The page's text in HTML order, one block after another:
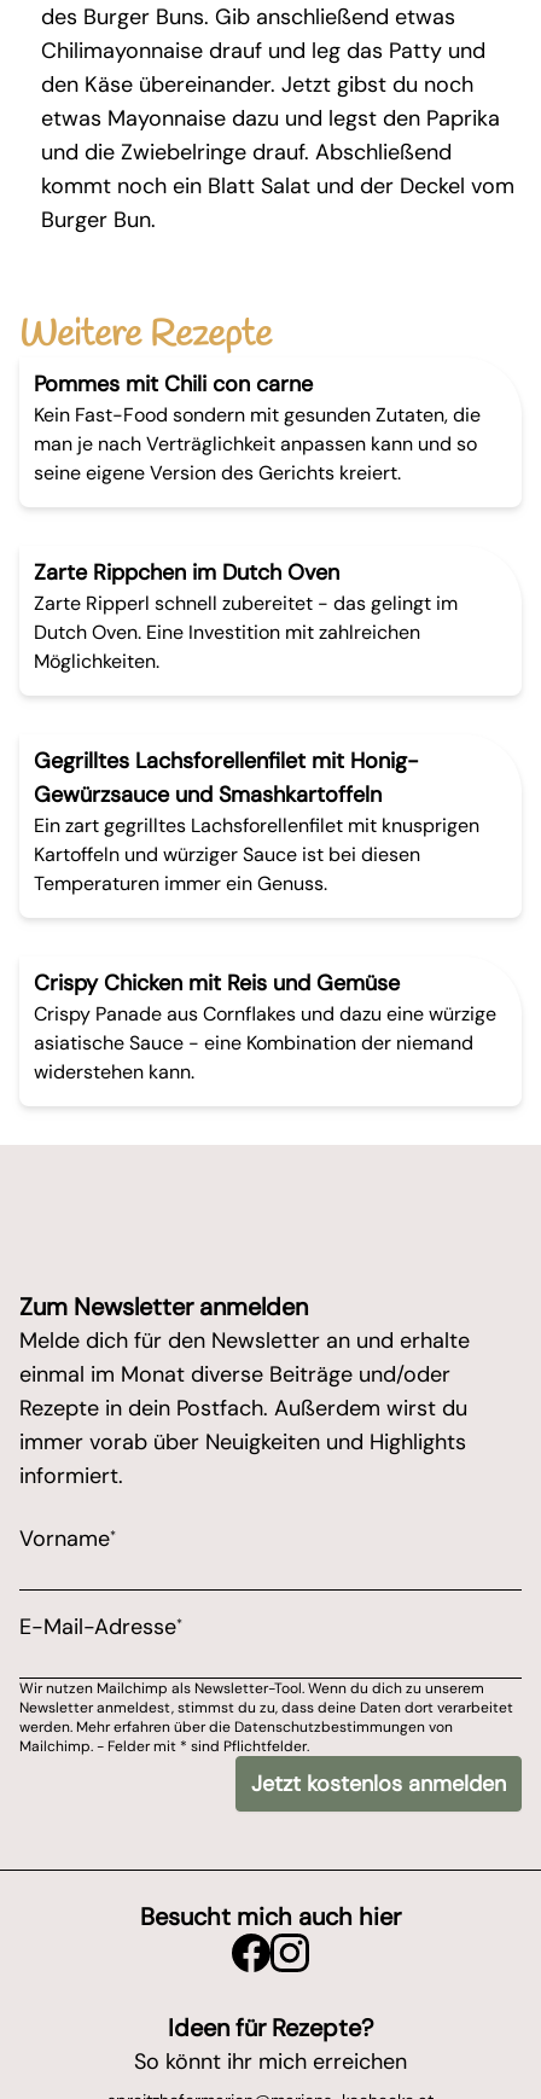
des Burger Buns. Gib anschließend etwas
Chilimayonnaise drauf und leg das Patty und
den Käse übereinander. Jetzt gibst du noch
etwas Mayonnaise dazu und legst den Paprika
und die Zwiebelringe drauf. Abschließend
kommt noch ein Blatt Salat und der Deckel vom
Burger Bun.
Weitere Rezepte
Pommes mit Chili con carne
Kein Fast-Food sondern mit gesunden Zutaten, die
man je nach Verträglichkeit anpassen kann und so
seine eigene Version des Gerichts kreiert.
Zarte Rippchen im Dutch Oven
Zarte Ripperl schnell zubereitet - das gelingt im
Dutch Oven. Eine Investition mit zahlreichen
Möglichkeiten.
Gegrilltes Lachsforellenfilet mit Honig-
Gewürzsauce und Smashkartoffeln
Ein zart gegrilltes Lachsforellenfilet mit knusprigen
Kartoffeln und würziger Sauce ist bei diesen
Temperaturen immer ein Genuss.
Crispy Chicken mit Reis und Gemüse
Crispy Panade aus Cornflakes und dazu eine würzige
asiatische Sauce - eine Kombination der niemand
widerstehen kann.
Zum Newsletter anmelden
Melde dich für den Newsletter an und erhalte
einmal im Monat diverse Beiträge und/oder
Rezepte in dein Postfach. Außerdem wirst du
immer vorab über Neuigkeiten und Highlights
informiert.
Vorname*
E-Mail-Adresse*
Du kannst dich jederzeit von meinem Newsletter
Wir nutzen Mailchimp als Newsletter-Tool. Wenn du dich zu unserem
/* real people should not fill this in and expect
Wir nutzen Mailchimp als Newsletter-Tool. Wenn du dich zu unserem
Newsletter anmeldest, stimmst du zu, dass deine Daten dort verarbeitet
werden. Mehr erfahren über die Datenschutzbestimmungen von
Mailchimp. - Felder mit * sind Pflichtfelder.
Jetzt kostenlos anmelden
Besucht mich auch hier
Ideen für Rezepte?
So könnt ihr mich erreichen